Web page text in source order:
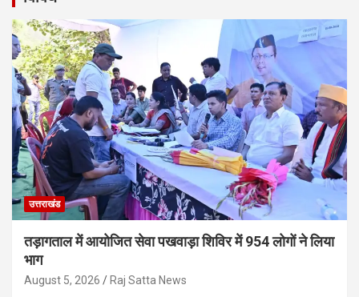
उत्तराखंड
तड़ागताल में आयोजित सेवा पखवाड़ा शिविर में 954 लोगों ने लिया
भाग
August 5, 2026 Raj Satta News